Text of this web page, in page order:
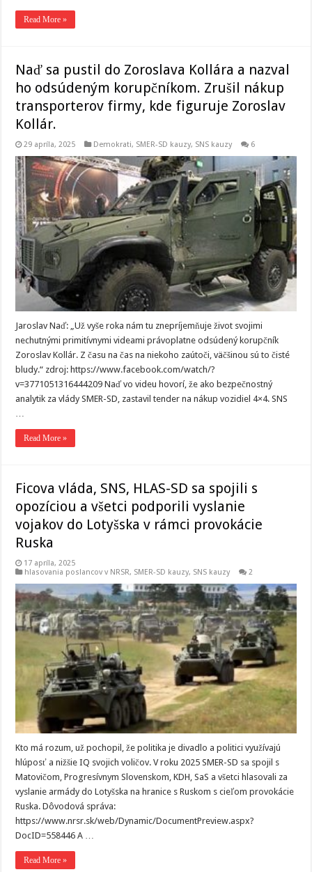
Read More »
Naď sa pustil do Zoroslava Kollára a nazval
ho odsúdeným korupčníkom. Zrušil nákup
transporterov firmy, kde figuruje Zoroslav
Kollár.
29 apríla, 2025 Demokrati, SMER-SD kauzy, SNS kauzy 6
Jaroslav Naď: „Už vyše roka nám tu znepríjemňuje život svojimi
nechutnými primitívnymi videami právoplatne odsúdený korupčník
Zoroslav Kollár. Z času na čas na niekoho zaútoči, väčšinou sú to čisté
bludy.“ zdroj: https://www.facebook.com/watch/?
v=3771051316444209 Naď vo videu hovorí, že ako bezpečnostný
analytik za vlády SMER-SD, zastavil tender na nákup vozidiel 4×4. SNS
…
Read More »
Ficova vláda, SNS, HLAS-SD sa spojili s
opozíciou a všetci podporili vyslanie
vojakov do Lotyšska v rámci provokácie
Ruska
17 apríla, 2025
hlasovania poslancov v NRSR, SMER-SD kauzy, SNS kauzy 2
Kto má rozum, už pochopil, že politika je divadlo a politici využívajú
hlúposť a nižšie IQ svojich voličov. V roku 2025 SMER-SD sa spojil s
Matovičom, Progresívnym Slovenskom, KDH, SaS a všetci hlasovali za
vyslanie armády do Lotyšska na hranice s Ruskom s cieľom provokácie
Ruska. Dôvodová správa:
https://www.nrsr.sk/web/Dynamic/DocumentPreview.aspx?
DocID=558446 A …
Read More »